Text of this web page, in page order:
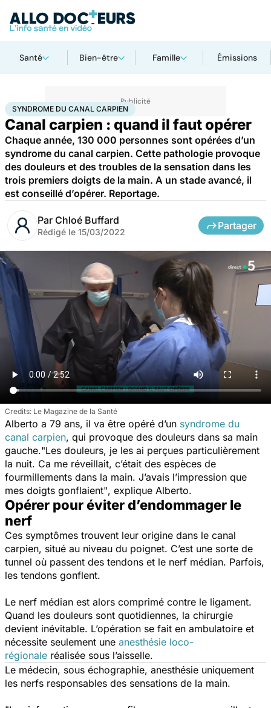
Santé Bien-être Famille Émissions
AccueilSanté MaladiesSyndrome du canal carpien
SYNDROME DU CANAL CARPIEN
Canal carpien : quand il faut opérer
Chaque année, 130 000 personnes sont opérées d’un
syndrome du canal carpien. Cette pathologie provoque
des douleurs et des troubles de la sensation dans les
trois premiers doigts de la main. A un stade avancé, il
est conseillé d’opérer. Reportage.
Par Chloé Buffard
Rédigé le 15/03/2022
Partager
Le Magazine de la Santé
Alberto a 79 ans, il va être opéré d’un syndrome du
canal carpien, qui provoque des douleurs dans sa main
gauche."Les douleurs, je les ai perçues particulièrement
la nuit. Ca me réveillait, c’était des espèces de
fourmillements dans la main. J’avais l’impression que
mes doigts gonflaient", explique Alberto.
Opérer pour éviter d’endommager le
nerf
Ces symptômes trouvent leur origine dans le canal
carpien, situé au niveau du poignet. C’est une sorte de
tunnel où passent des tendons et le nerf médian. Parfois,
les tendons gonflent.
Le nerf médian est alors comprimé contre le ligament.
Quand les douleurs sont quotidiennes, la chirurgie
devient inévitable. L’opération se fait en ambulatoire et
nécessite seulement une anesthésie loco-
régionale réalisée sous l’aisselle.
Le médecin, sous échographie, anesthésie uniquement
les nerfs responsables des sensations de la main.